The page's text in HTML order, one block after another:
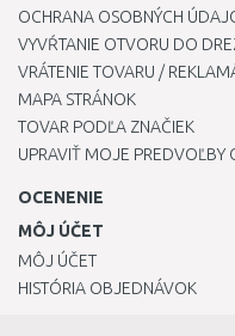
OCHRANA OSOBNÝCH
VYVŔTANIE OTVORU DO
VRÁTENIE TOVARU /
MAPA STRÁNOK
TOVAR PODĽA ZNAČIEK
UPRAVIŤ MOJE PREDVOĽBY
OCENENIE
MÔJ ÚČET
MÔJ ÚČET
HISTÓRIA OBJEDNÁVOK